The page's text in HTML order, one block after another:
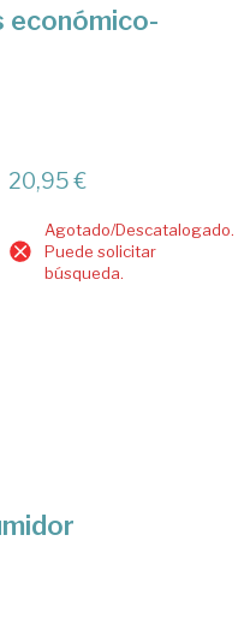
económico-
20,95 €
Agotado/Descatalogado.
Puede solicitar
búsqueda.